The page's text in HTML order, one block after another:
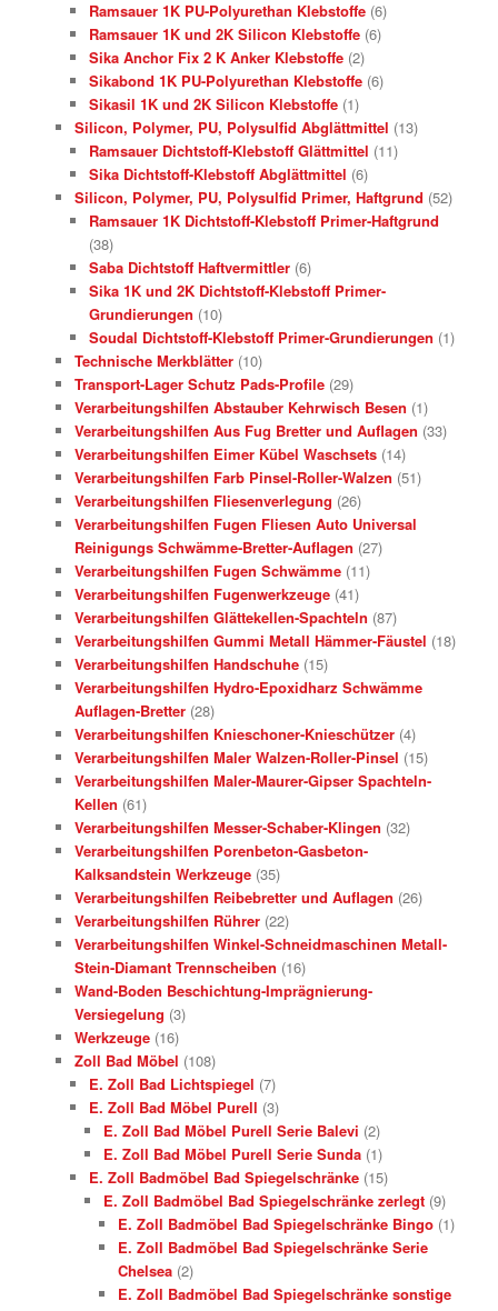
Ramsauer 1K PU-Polyurethan Klebstoffe (6)
Ramsauer 1K und 2K Silicon Klebstoffe (6)
Sika Anchor Fix 2 K Anker Klebstoffe (2)
Sikabond 1K PU-Polyurethan Klebstoffe (6)
Sikasil 1K und 2K Silicon Klebstoffe (1)
Silicon, Polymer, PU, Polysulfid Abglättmittel (13)
Ramsauer Dichtstoff-Klebstoff Glättmittel (11)
Sika Dichtstoff-Klebstoff Abglättmittel (6)
Silicon, Polymer, PU, Polysulfid Primer, Haftgrund (52)
Ramsauer 1K Dichtstoff-Klebstoff Primer-Haftgrund
(38)
Saba Dichtstoff Haftvermittler (6)
Sika 1K und 2K Dichtstoff-Klebstoff Primer-
Grundierungen (10)
Soudal Dichtstoff-Klebstoff Primer-Grundierungen (1)
Technische Merkblätter (10)
Transport-Lager Schutz Pads-Profile (29)
Verarbeitungshilfen Abstauber Kehrwisch Besen (1)
Verarbeitungshilfen Aus Fug Bretter und Auflagen (33)
Verarbeitungshilfen Eimer Kübel Waschsets (14)
Verarbeitungshilfen Farb Pinsel-Roller-Walzen (51)
Verarbeitungshilfen Fliesenverlegung (26)
Verarbeitungshilfen Fugen Fliesen Auto Universal
Reinigungs Schwämme-Bretter-Auflagen (27)
Verarbeitungshilfen Fugen Schwämme (11)
Verarbeitungshilfen Fugenwerkzeuge (41)
Verarbeitungshilfen Glättekellen-Spachteln (87)
Verarbeitungshilfen Gummi Metall Hämmer-Fäustel (18)
Verarbeitungshilfen Handschuhe (15)
Verarbeitungshilfen Hydro-Epoxidharz Schwämme
Auflagen-Bretter (28)
Verarbeitungshilfen Knieschoner-Knieschützer (4)
Verarbeitungshilfen Maler Walzen-Roller-Pinsel (15)
Verarbeitungshilfen Maler-Maurer-Gipser Spachteln-
Kellen (61)
Verarbeitungshilfen Messer-Schaber-Klingen (32)
Verarbeitungshilfen Porenbeton-Gasbeton-
Kalksandstein Werkzeuge (35)
Verarbeitungshilfen Reibebretter und Auflagen (26)
Verarbeitungshilfen Rührer (22)
Verarbeitungshilfen Winkel-Schneidmaschinen Metall-
Stein-Diamant Trennscheiben (16)
Wand-Boden Beschichtung-Imprägnierung-
Versiegelung (3)
Werkzeuge (16)
Zoll Bad Möbel (108)
E. Zoll Bad Lichtspiegel (7)
E. Zoll Bad Möbel Purell (3)
E. Zoll Bad Möbel Purell Serie Balevi (2)
E. Zoll Bad Möbel Purell Serie Sunda (1)
E. Zoll Badmöbel Bad Spiegelschränke (15)
E. Zoll Badmöbel Bad Spiegelschränke zerlegt (9)
E. Zoll Badmöbel Bad Spiegelschränke Bingo (1)
E. Zoll Badmöbel Bad Spiegelschränke Serie
Chelsea (2)
E. Zoll Badmöbel Bad Spiegelschränke sonstige